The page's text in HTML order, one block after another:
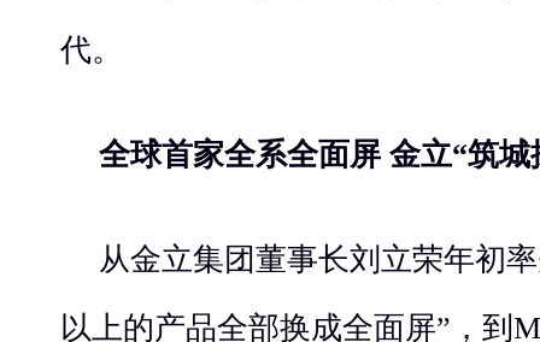
代。
全球首家全系全面屏 金立“筑
从金立集团董事长刘立荣年初
以上的产品全部换成全面屏”，到